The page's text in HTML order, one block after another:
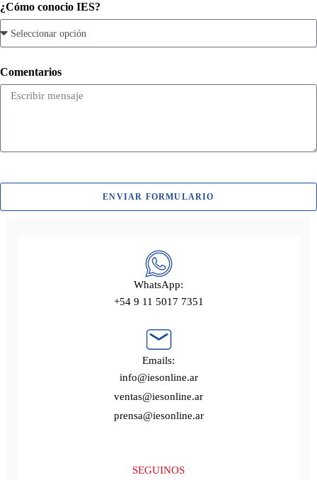
¿Cómo conocio IES?
Comentarios
ENVIAR FORMULARIO
WhatsApp:
+54 9 11 5017 7351
Emails:
info@iesonline.ar
ventas@iesonline.ar
prensa@iesonline.ar
SEGUINOS